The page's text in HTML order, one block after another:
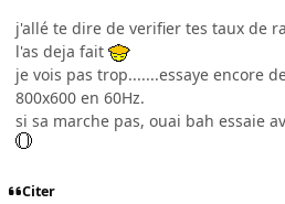
j'allé te dire de verifier tes taux de
l'as deja fait
je vois pas trop.......essaye encore
800x600 en 60Hz.
si sa marche pas, ouai bah essaie
Citer